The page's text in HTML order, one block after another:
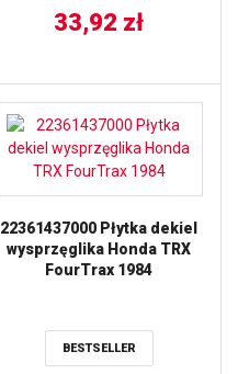
33,92 zł
22361437000 Płytka dekiel
wysprzęglika Honda TRX
FourTrax 1984
BESTSELLER